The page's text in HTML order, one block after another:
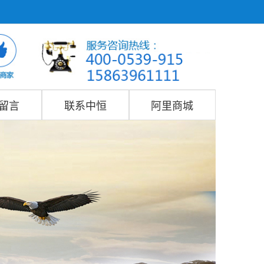
言 联系中恒 阿里商城